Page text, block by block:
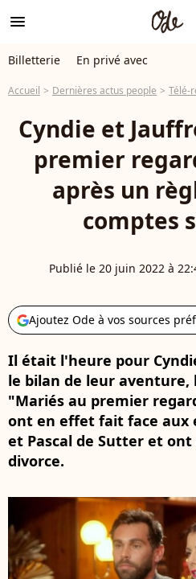
menu
Billetterie En privé avec
Accueil Dernières actus people Télé-
Cyndie et
premier
après un
comptes
Publié le 20 juin 2022 à
Ajoutez Ode à vos sources
Il était l'heure pour
le bilan de leur aventure,
"Mariés au premier
ont en effet fait face aux
et Pascal de Sutter et
divorce.